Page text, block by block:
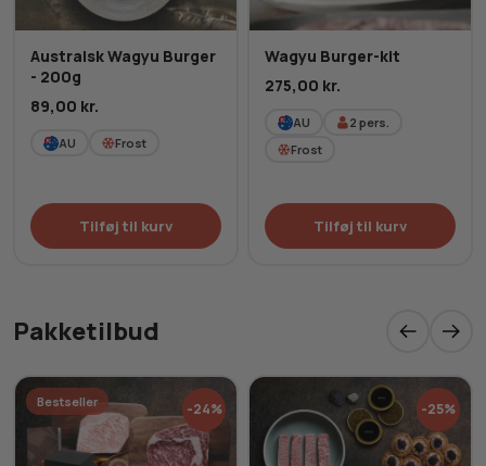
Australsk Wagyu Burger
- 200g
89,00 kr.
AU Frost
Tilføj til kurv
Wagyu Burger-kit
275,00 kr.
AU 2 pers.
Frost
Tilføj til kurv
Pakketilbud
Bestseller -24% -25%